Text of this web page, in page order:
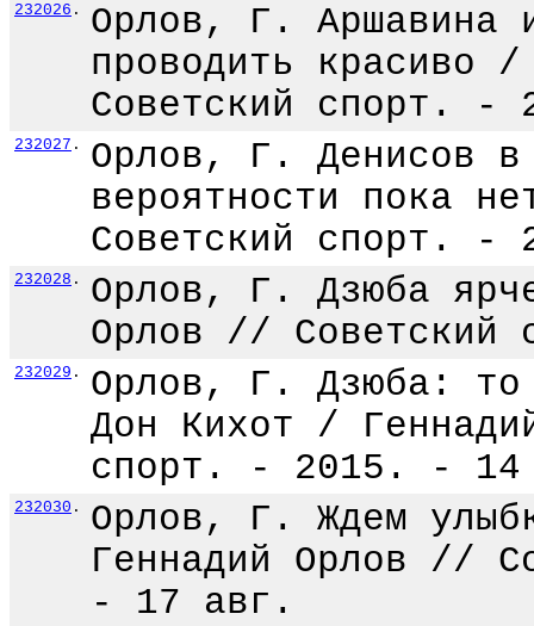
232026 .
Орлов, Г. Аршавина
проводить красиво
Советский спорт.
232027 .
Орлов, Г. Денисов в
вероятности пока
Советский спорт.
232028 .
Орлов, Г. Дзюба
Орлов //
232029 .
Орлов, Г. Дзюба: то
Дон Кихот /
спорт. - 2015. - 14
232030 .
Орлов, Г. Ждем
Геннадий Орлов //
- 17 авг.